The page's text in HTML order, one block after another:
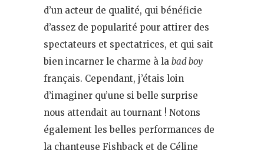
d’un acteur de qualité, qui bénéficie
d’assez de popularité pour attirer des
spectateurs et spectatrices, et qui sait
bien incarner le charme à la bad boy
français. Cependant, j’étais loin
d’imaginer qu’une si belle surprise
nous attendait au tournant ! Notons
également les belles performances de
la chanteuse Fishback et de Céline